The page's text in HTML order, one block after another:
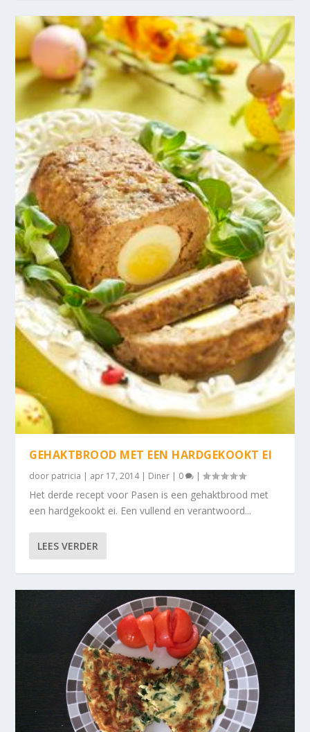
GEHAKTBROOD MET EEN HARDGEKOOKT EI
door patricia | apr 17, 2014| Diner | 0 |
Het derde recept voor Pasen is een gehaktbrood met
een hardgekookt ei. Een vullend en verantwoord...
LEES VERDER